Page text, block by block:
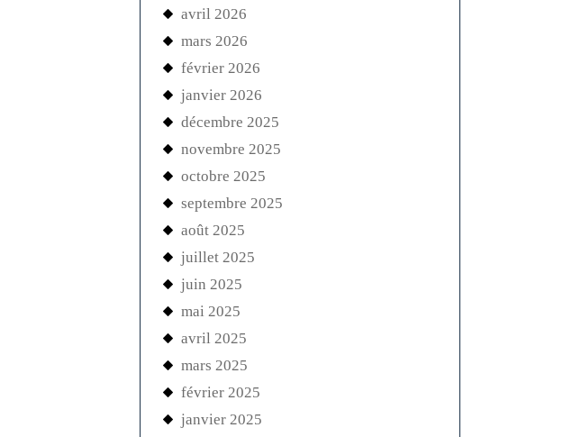
avril 2026
mars 2026
février 2026
janvier 2026
décembre 2025
novembre 2025
octobre 2025
septembre 2025
août 2025
juillet 2025
juin 2025
mai 2025
avril 2025
mars 2025
février 2025
janvier 2025